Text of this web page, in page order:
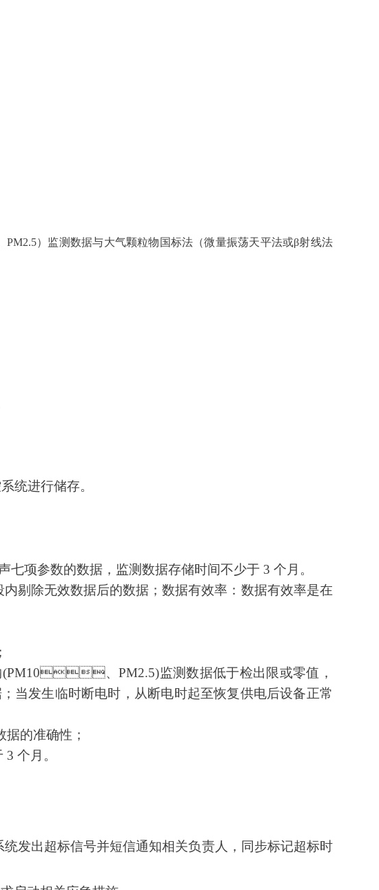
PM2.5）监测数据与大气颗粒物国标法（微量振荡天平法或β射线法
进行储存。
参数的数据，监测数据存储时间不少于 3 个月。
除无效数据后的数据；数据有效率：数据有效率是在
(PM10、PM2.5)监测数据低于检出限或零值，
当发生临时断电时，从断电时起至恢复供电后设备正常
准确性；
月。
出超标信号并短信通知相关负责人，同步标记超标时